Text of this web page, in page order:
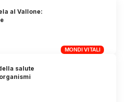
MONDI VITALI
al Vallone:
salute